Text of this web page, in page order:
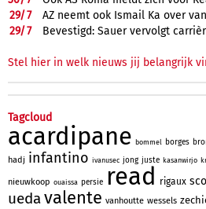
29/7
AZ neemt ook Ismail Ka over
29/7 Bevestigd: Sauer vervolgt
Stel hier in welk nieuws jij belangrijk
Tagcloud
acardipane bommel borges
hadj infantino ivanusec jong juste kasanwirjo
nieuwkoop ouaissa persie read rigaux
uedavalente vanhoutte wessels